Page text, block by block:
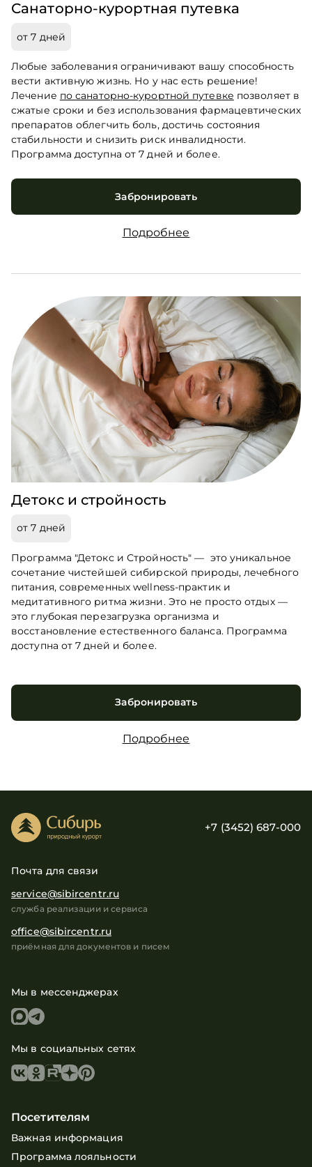
Санаторно-курортная путевка
от 7 дней
Любые заболевания ограничивают вашу способность
вести активную жизнь. Но у нас есть решение!
Лечение по санаторно-курортной путевке позволяет в
сжатые сроки и без использования фармацевтических
препаратов облегчить боль, достичь состояния
стабильности и снизить риск инвалидности.
Программа доступна от 7 дней и более.
Забронировать
Подробнее
Детокс и стройность
от 7 дней
Программа "Детокс и Стройность" — это уникальное
сочетание чистейшей сибирской природы, лечебного
питания, современных wellness-практик и
медитативного ритма жизни. Это не просто отдых —
это глубокая перезагрузка организма и
восстановление естественного баланса. Программа
доступна от 7 дней и более.
Забронировать
Подробнее
+7 (3452) 687-000
Почта для связи
service@sibircentr.ru
служба реализации и сервиса
office@sibircentr.ru
приёмная для документов и писем
Мы в мессенджерах
Мы в социальных сетях
Посетителям
Важная информация
Программа лояльности